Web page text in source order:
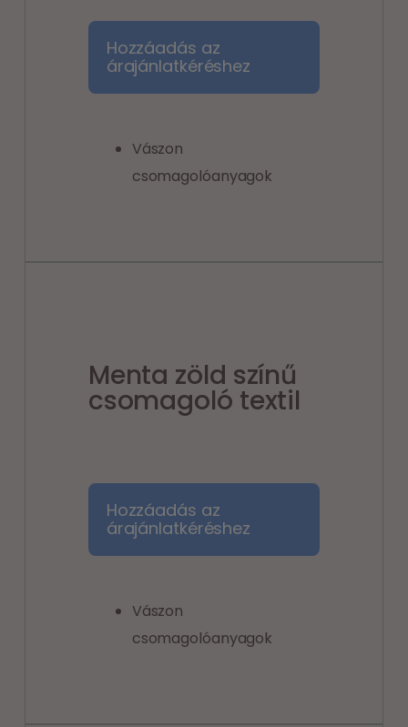
Hozzáadás az
árajánlatkéréshez
Vászon
csomagolóanyagok
Menta zöld színű
csomagoló textil
Hozzáadás az
árajánlatkéréshez
Vászon
csomagolóanyagok